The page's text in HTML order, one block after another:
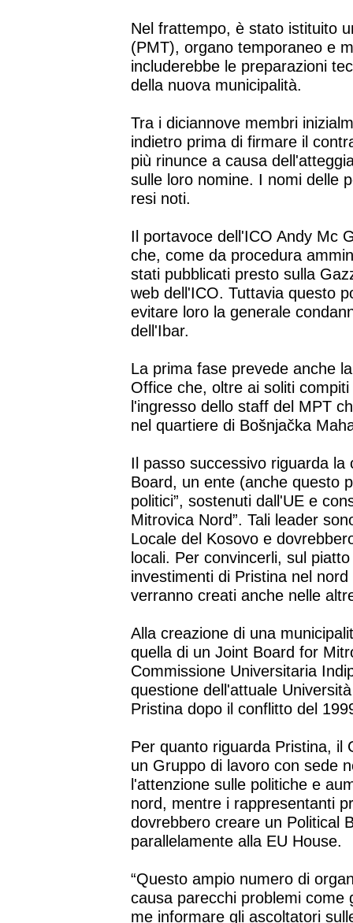
Nel frattempo, è stato istituito
(PMT), organo temporaneo e
includerebbe le preparazioni
della nuova municipalità.
Tra i diciannove membri
indietro prima di firmare il
più rinunce a causa
sulle loro nomine. I nomi delle
resi noti.
Il portavoce dell'ICO Andy Mc
che, come da procedura
stati pubblicati presto sulla
web dell'ICO. Tuttavia questo
evitare loro la generale
dell'Ibar.
La prima fase prevede anche
Office che, oltre ai soliti
l'ingresso dello staff del MPT
nel quartiere di Bošnjačka
Il passo successivo riguarda
Board, un ente (anche questo
politici”, sostenuti dall'UE e
Mitrovica Nord”. Tali leader
Locale del Kosovo e
locali. Per convincerli, sul
investimenti di Pristina nel
verranno creati anche nelle
Alla creazione di una
quella di un Joint Board for
Commissione Universitaria
questione dell'attuale
Pristina dopo il conflitto del
Per quanto riguarda Pristina, il
un Gruppo di lavoro con sede
l'attenzione sulle politiche e
nord, mentre i rappresentanti
dovrebbero creare un Political
parallelamente alla EU House.
“Questo ampio numero di
causa parecchi problemi come
me informare gli ascoltatori